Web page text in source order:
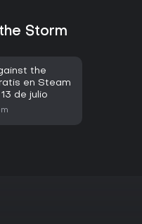
Storm
the
en Steam
de julio